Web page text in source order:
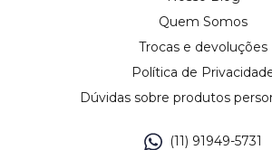
Quem Somos
Trocas e devoluções
Política de
Dúvidas sobre produtos
(11) 91949-5731